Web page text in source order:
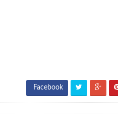
Facebook